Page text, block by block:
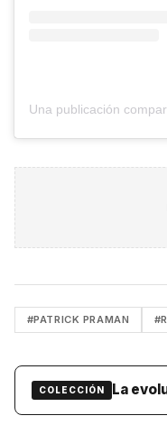
#PATRICK PRAMAN
COLECCIÓN La